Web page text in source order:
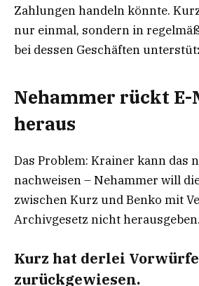
Zahlungen handeln könnte.
nur einmal, sondern in
bei dessen Geschäften
Nehammer rückt
heraus
Das Problem: Krainer kann das
nachweisen – Nehammer will
zwischen Kurz und Benko mit
Archivgesetz nicht herausgeben.
Kurz hat derlei
zurückgewiesen.